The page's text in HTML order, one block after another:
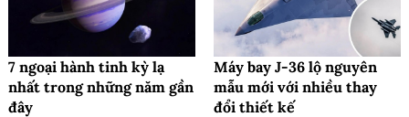
7 ngoại hành tinh kỳ lạ
nhất trong những năm gần
đây
Máy bay J-36 lộ nguyên
mẫu mới với nhiều thay
đổi thiết kế